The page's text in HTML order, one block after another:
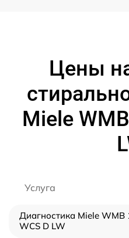
Цены
Miele
Услуга
Диагностика Miele WMB
WCS D LW